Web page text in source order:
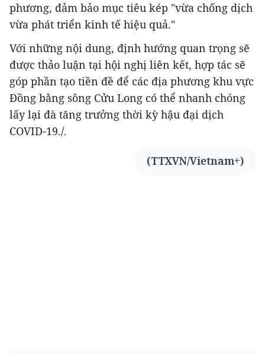
phương, đảm bảo mục tiêu kép "vừa chống dịch
vừa phát triển kinh tế hiệu quả."
Với những nội dung, định hướng quan trọng sẽ
được thảo luận tại hội nghị liên kết, hợp tác sẽ
góp phần tạo tiền đề để các địa phương khu vực
Đồng bằng sông Cửu Long có thể nhanh chóng
lấy lại đà tăng trưởng thời kỳ hậu đại dịch
COVID-19./.
(TTXVN/Vietnam+)